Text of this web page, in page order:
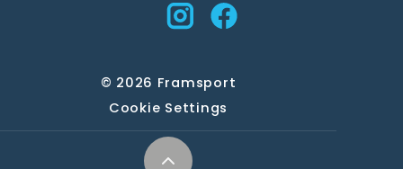
InstagramFacebook
© 2026 Framsport
Cookie Settings